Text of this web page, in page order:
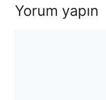
Yorum yapın